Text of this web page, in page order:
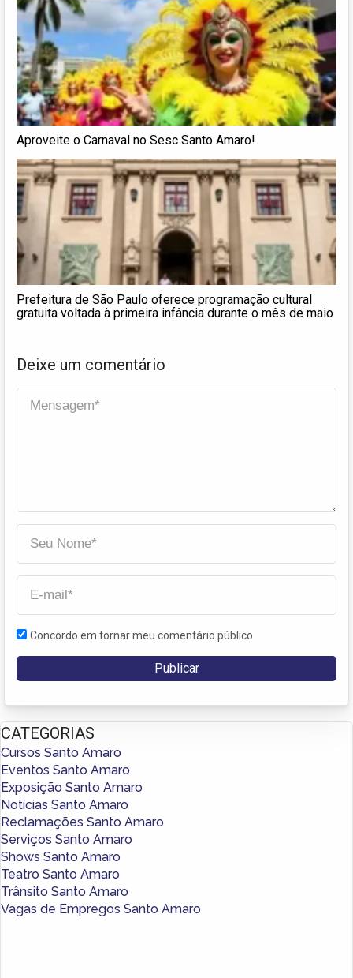
Aproveite o Carnaval no Sesc Santo Amaro!
Prefeitura de São Paulo oferece programação cultural
gratuita voltada à primeira infância durante o mês de maio
Deixe um comentário
Concordo em tornar meu comentário público
CATEGORIAS
Cursos Santo Amaro
Eventos Santo Amaro
Exposição Santo Amaro
Notícias Santo Amaro
Reclamações Santo Amaro
Serviços Santo Amaro
Shows Santo Amaro
Teatro Santo Amaro
Trânsito Santo Amaro
Vagas de Empregos Santo Amaro